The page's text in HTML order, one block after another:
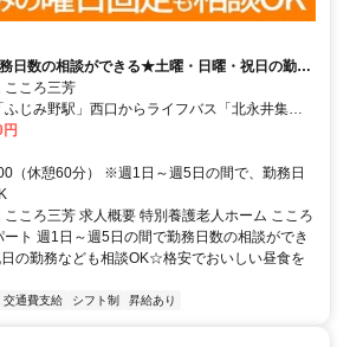
日数の相談ができる★土曜・日曜・祝日の勤務
いしい昼食を食べられます！【入間郡三芳町・
・特養・看護師・日勤パート】
こころ三芳
じみ野駅」西口からライフバス「北永井集会
分、東武東上線「鶴瀬駅」西口からライフバス
、東武東上線「ふじみ野駅」車10分、東武線・
30分、西武池袋線・新宿線「所沢駅」車30
駅」車25分
（休憩60分） ※週1日～週5日の間で、勤務日
ころ三芳 求人概要 特別養護老人ホーム こころ
ト 週1日～週5日の間で勤務日数の相談ができ
の勤務なども相談OK☆格安でおいしい昼食を
交通費支給 シフト制 昇給あり